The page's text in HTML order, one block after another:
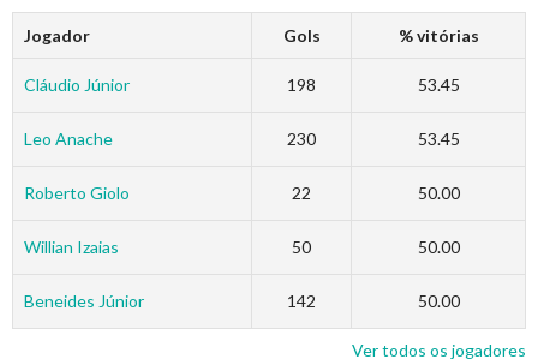
Jogador Gols % vitórias
Cláudio Júnior 198 53.45
Leo Anache 230 53.45
Roberto Giolo 22 50.00
Willian Izaias 50 50.00
Beneides Júnior 142 50.00
Ver todos os jogadores